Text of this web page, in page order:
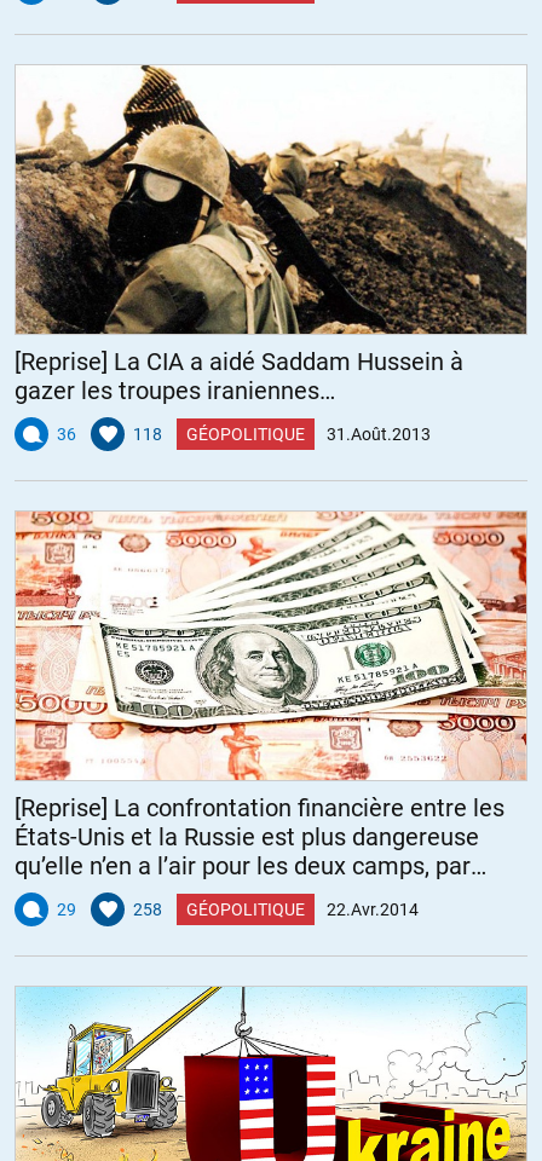
[Reprise] La CIA a aidé Saddam Hussein à
gazer les troupes iraniennes…
36 118 GÉOPOLITIQUE 31.Août.2013
[Reprise] La confrontation financière entre les
États-Unis et la Russie est plus dangereuse
qu’elle n’en a l’air pour les deux camps, par
Ambrose Evans-Pritchard
29 258 GÉOPOLITIQUE 22.Avr.2014